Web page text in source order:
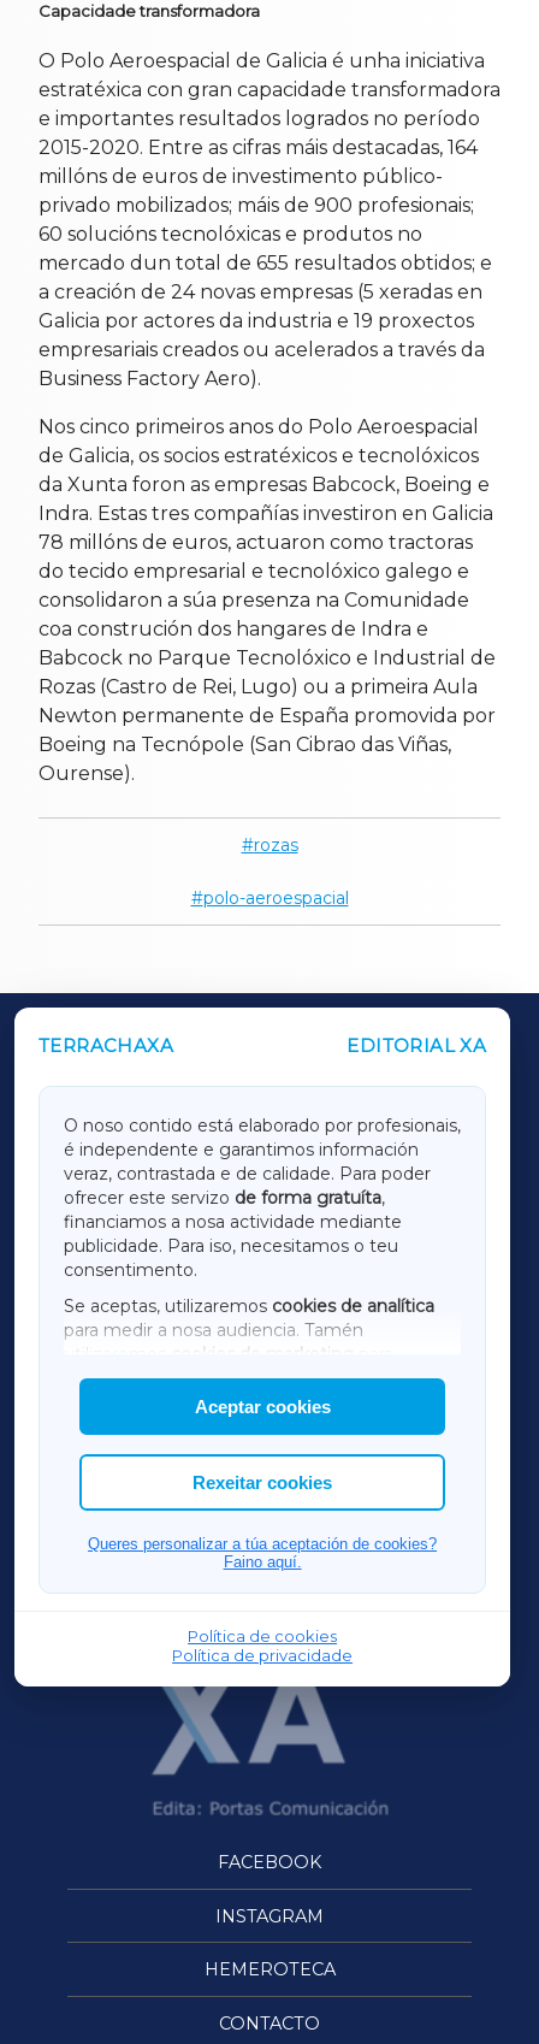
Capacidade transformadora
O Polo Aeroespacial de Galicia é unha iniciativa
estratéxica con gran capacidade transformadora
e importantes resultados logrados no período
2015-2020. Entre as cifras máis destacadas, 164
millóns de euros de investimento público-
privado mobilizados; máis de 900 profesionais;
60 solucións tecnolóxicas e produtos no
mercado dun total de 655 resultados obtidos; e
a creación de 24 novas empresas (5 xeradas en
Galicia por actores da industria e 19 proxectos
empresariais creados ou acelerados a través da
Business Factory Aero).
Nos cinco primeiros anos do Polo Aeroespacial
de Galicia, os socios estratéxicos e tecnolóxicos
da Xunta foron as empresas Babcock, Boeing e
Indra. Estas tres compañías investiron en Galicia
78 millóns de euros, actuaron como tractoras
do tecido empresarial e tecnolóxico galego e
consolidaron a súa presenza na Comunidade
coa construción dos hangares de Indra e
Babcock no Parque Tecnolóxico e Industrial de
Rozas (Castro de Rei, Lugo) ou a primeira Aula
Newton permanente de España promovida por
Boeing na Tecnópole (San Cibrao das Viñas,
Ourense).
rozas
polo-aeroespacial
TERRACHAXA EDITORIAL XA
O noso contido está elaborado por profesionais,
é independente e garantimos información
veraz, contrastada e de calidade. Para poder
ofrecer este servizo de forma gratuíta,
financiamos a nosa actividade mediante
publicidade. Para iso, necesitamos o teu
consentimento.
Se aceptas, utilizaremos cookies de analítica
para medir a nosa audiencia. Tamén
utilizaremos
cookies de marketing
mostrar publicidade de terceiros.
Así mesmo, podes personalizar a elección das
cookies que desexas permitir.
Aceptar cookies
Rexeitar cookies
Queres personalizar a túa aceptación de cookies?
Faino aquí.
Política de cookies
Política de privacidade
OUTROS PERIÓDICOS
LUGOXA
TERRACHAXA
AMARIÑAXA
RIBEIRASACRAXA
ACORUÑAXA
FERROLXA
OURENSEXA
FACEBOOK
INSTAGRAM
HEMEROTECA
CONTACTO